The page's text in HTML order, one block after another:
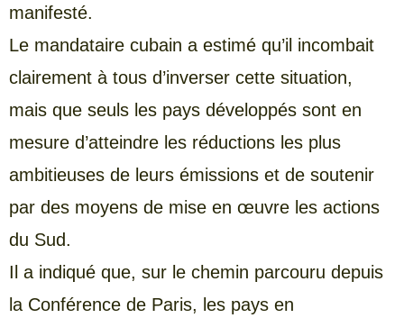
manifesté.
Le mandataire cubain a estimé qu’il incombait
clairement à tous d’inverser cette situation,
mais que seuls les pays développés sont en
mesure d’atteindre les réductions les plus
ambitieuses de leurs émissions et de soutenir
par des moyens de mise en œuvre les actions
du Sud.
Il a indiqué que, sur le chemin parcouru depuis
la Conférence de Paris, les pays en